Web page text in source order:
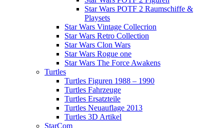
Star Wars POTF 2 Raumschiffe &
Playsets
Star Wars Vintage Collecrion
Star Wars Retro Collection
Star Wars Clon Wars
Star Wars Rogue one
Star Wars The Force Awakens
Turtles
Turtles Figuren 1988 – 1990
Turtles Fahrzeuge
Turtles Ersatzteile
Turtles Neuauflage 2013
Turtles 3D Artikel
StarCom